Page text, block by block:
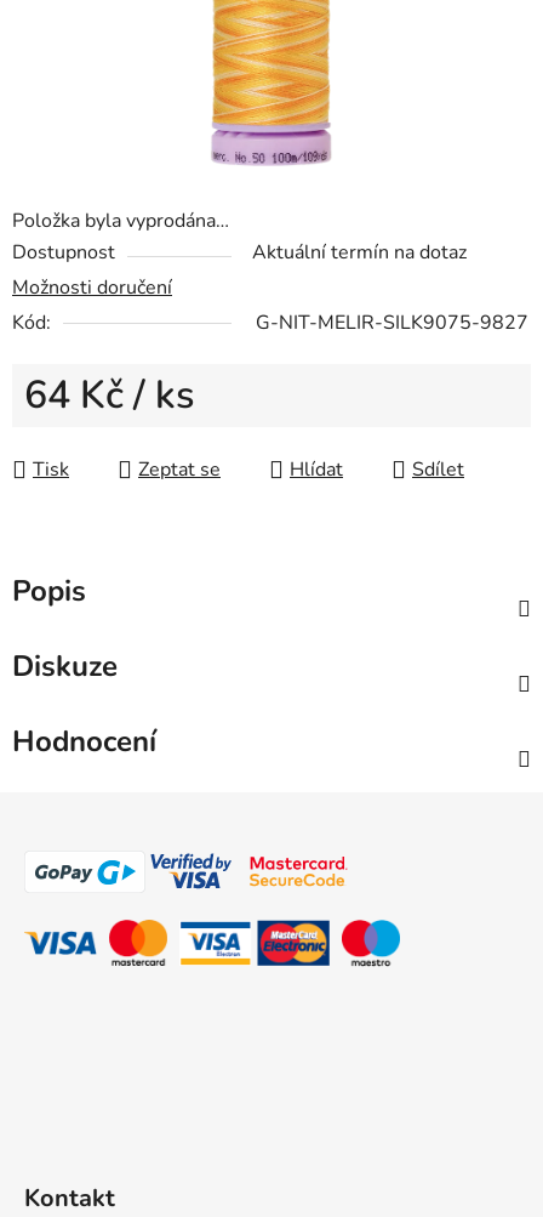
Položka byla vyprodána…
Dostupnost
Aktuální termín na dotaz
Možnosti doručení
Kód:
G-NIT-MELIR-SILK9075-9827
64 Kč/ ks
Tisk
Zeptat se Hlídat Sdílet
Popis
Diskuze
Hodnocení
Kontakt